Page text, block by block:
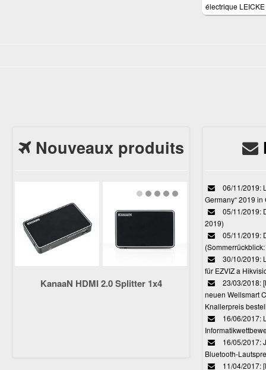
électrique
12V 6.25A
Nouveaux produits
KanaaN HDMI 2.0 Splitter 1x4
06/11/2019:
Germany“ 2019
05/11/2019:
2019)
05/11/2019:
30/10/2019:
für EZVIZ a
23/03/2018:
neuen Wellsmart
Knallerpreis
16/06/2017:
16/05/2017:
Bluetooth-
11/04/2017: